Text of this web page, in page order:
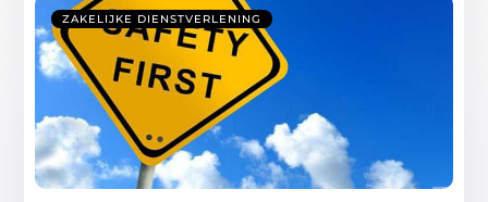
ZAKELIJKE DIENSTVERLENING